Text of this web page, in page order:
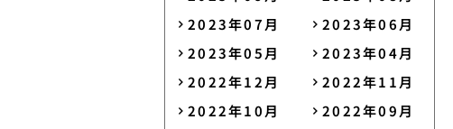
2023年07月
2023年06月
2023年05月
2023年04月
2022年12月
2022年11月
2022年10月
2022年09月